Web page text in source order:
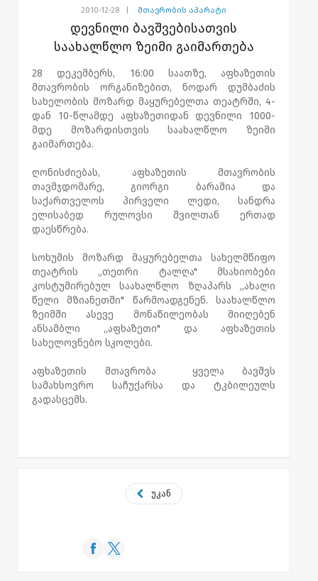
2010-12-28 მთავრობის აპარატი
დევნილი ბავშვებისათვის
საახალწლო ზეიმი გაიმართება
28 დეკემბერს, 16:00 საათზე, აფხაზეთის
მთავრობის ორგანიზებით, ნოდარ დუმბაძის
სახელობის მოზარდ მაყურებელთა თეატრში, 4-
დან 10-წლამდე აფხაზეთიდან დევნილი 1000-
მდე მოზარდისთვის საახალწლო ზეიმი
გაიმართება.
ღონისძიებას, აფხაზეთის მთავრობის
თავმჯდომარე, გიორგი ბარამია და
საქართველოს პირველი ლედი, სანდრა
ელისაბედ რულოვსი შვილთან ერთად
დაესწრება.
სოხუმის მოზარდ მაყურებელთა სახელმწიფო
თეატრის „თეთრი ტალღა" მსახიობები
კოსტუმირებულ საახალწლო ზღაპარს „ახალი
წელი მზიანეთში" წარმოადგენენ. საახალწლო
ზეიმში ასევე მონაწილეობას მიიღებენ
ანსამბლი „აფხაზეთი" და აფხაზეთის
სახელოვნებო სკოლები.
აფხაზეთის მთავრობა ყველა ბავშვს
სამახსოვრო საჩუქარსა და ტკბილეულს
გადასცემს.
უკან